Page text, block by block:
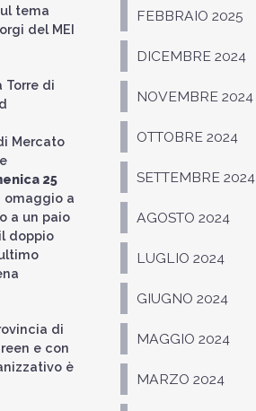
tema
del MEI
Torre di
Mercato
25
omaggio a
a un paio
doppio
di
e con
è
FEBBRAIO 2025
DICEMBRE 2024
NOVEMBRE 2024
OTTOBRE 2024
SETTEMBRE 2024
AGOSTO 2024
LUGLIO 2024
GIUGNO 2024
MAGGIO 2024
MARZO 2024